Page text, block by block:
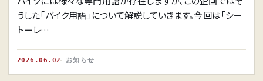
うした「バイク用語」について解説していきます。今回は「シー
トーレ…
2026.06.02 お知らせ